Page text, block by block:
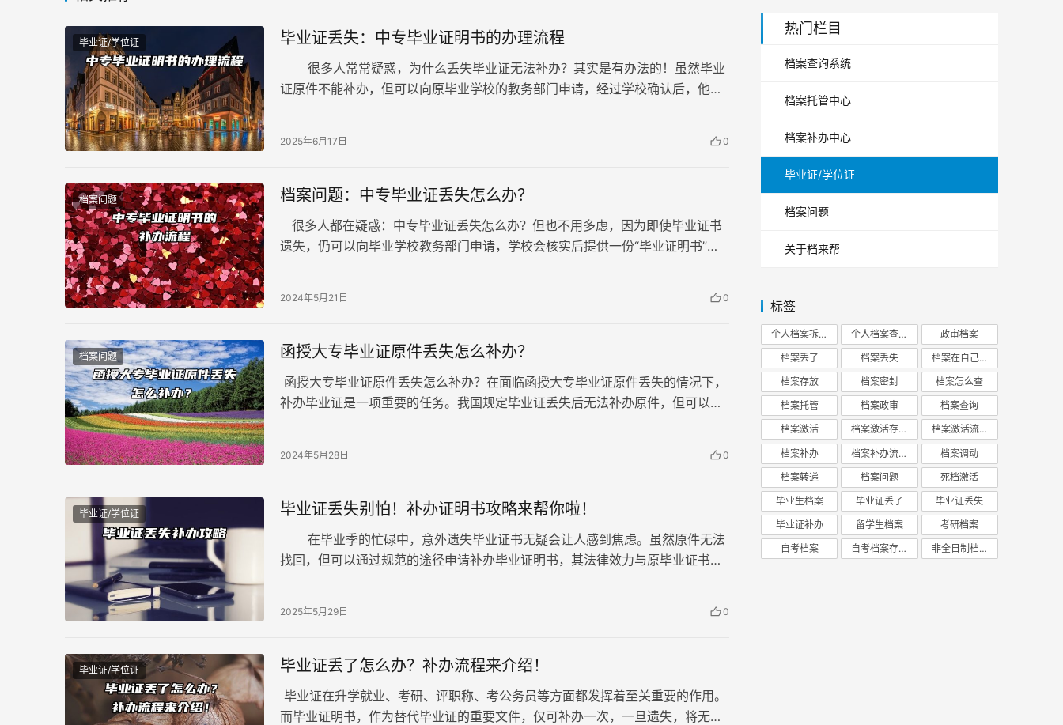
毕业证/学位证 毕业证丢失：中专毕业证明书的办理流程
很多人常常疑惑，为什么丢失毕业证无法补办？其实是有办法的！虽然毕业
证原件不能补办，但可以向原毕业学校的教务部门申请，经过学校确认后，他们
2025年6月17日 0
档案问题 档案问题：中专毕业证丢失怎么办？
很多人都在疑惑：中专毕业证丢失怎么办？但也不用多虑，因为即使毕业证书
遗失，仍可以向毕业学校教务部门申请，学校会核实后提供一份“毕业证明书”。
2024年5月21日 0
档案问题 函授大专毕业证原件丢失怎么补办？
函授大专毕业证原件丢失怎么补办？在面临函授大专毕业证原件丢失的情况下，
补办毕业证是一项重要的任务。我国规定毕业证丢失后无法补办原件，但可以办
一起看看办理毕业证明书都需要哪些流程吧！
2024年5月28日 0
毕业证/学位证 毕业证丢失别怕！补办证明书攻略来帮你啦！
在毕业季的忙碌中，意外遗失毕业证书无疑会让人感到焦虑。虽然原件无法
找回，但可以通过规范的途径申请补办毕业证明书，其法律效力与原毕业证书完
2025年5月29日 0
毕业证/学位证 毕业证丢了怎么办？补办流程来介绍！
毕业证在升学就业、考研、评职称、考公务员等方面都发挥着至关重要的作用。
而毕业证明书，作为替代毕业证的重要文件，仅可补办一次，一旦遗失，将无法
热门栏目
档案查询系统
档案托管中心
档案补办中心
毕业证/学位证
档案问题
关于档来帮
标签
个人档案拆开 个人档案查询 政审档案
档案丢了 档案丢失 档案在自己手里
档案存放 档案密封 档案怎么查
档案托管 档案政审 档案查询
档案激活 档案激活存放 档案激活流程
档案补办 档案补办流程 档案调动
档案转递 档案问题 死档激活
毕业生档案 毕业证丢了 毕业证丢失
毕业证补办 留学生档案 考研档案
自考档案 自考档案存放 非全日制档案